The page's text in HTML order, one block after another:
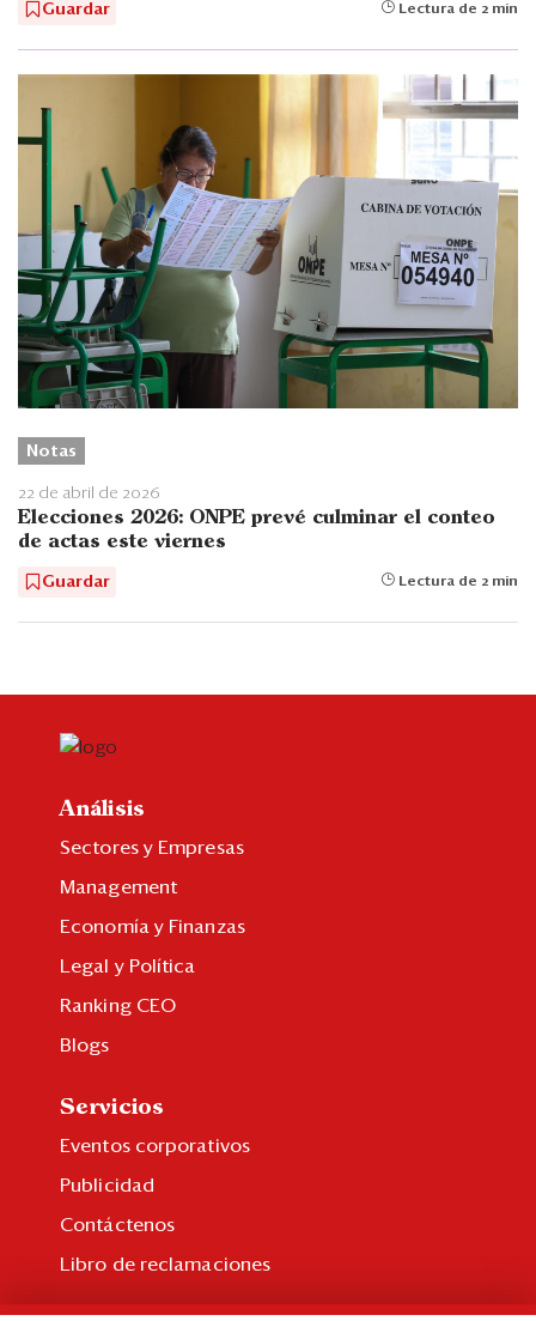
Guardar Lectura de 2 min
Notas
22 de abril de 2026
Elecciones 2026: ONPE prevé culminar el conteo
de actas este viernes
Guardar Lectura de 2 min
Análisis
Sectores y Empresas
Management
Economía y Finanzas
Legal y Política
Ranking CEO
Blogs
Servicios
Eventos corporativos
Publicidad
Contáctenos
Libro de reclamaciones